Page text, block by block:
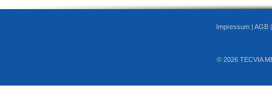
Impressum | AGB
© 2026 TECVIA